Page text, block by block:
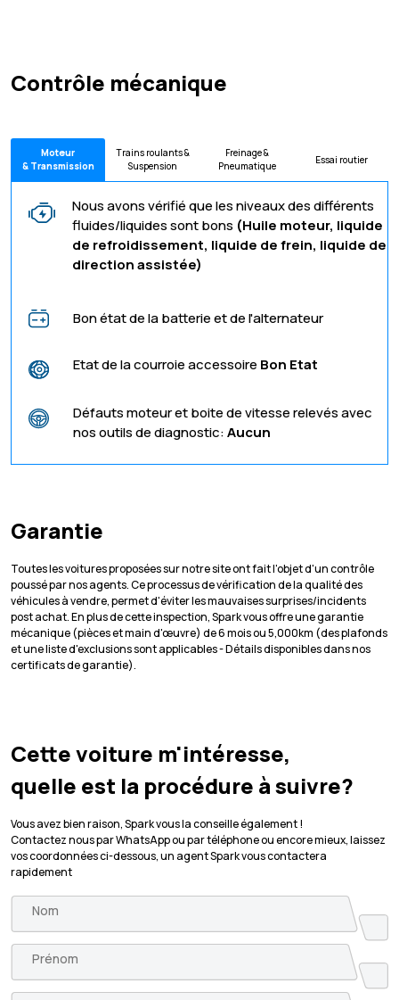
Contrôle mécanique
Moteur
& Transmission
Trains roulants &
Suspension
Freinage &
Pneumatique
Essai routier
Nous avons vérifié que les niveaux des différents
fluides/liquides sont bons (Huile moteur, liquide
de refroidissement, liquide de frein, liquide de
direction assistée)
Bon état de la batterie et de l'alternateur
Etat de la courroie accessoire Bon Etat
Défauts moteur et boite de vitesse relevés avec
nos outils de diagnostic:Aucun
Garantie
Toutes les voitures proposées sur notre site ont fait l'objet d'un contrôle
poussé par nos agents. Ce processus de vérification de la qualité des
véhicules à vendre, permet d'éviter les mauvaises surprises/incidents
post achat. En plus de cette inspection, Spark vous offre une garantie
mécanique (pièces et main d'œuvre) de 6 mois ou 5,000km (des plafonds
et une liste d'exclusions sont applicables - Détails disponibles dans nos
certificats de garantie).
Cette voiture m'intéresse,
quelle est la procédure à suivre?
Vous avez bien raison, Spark vous la conseille également !
Contactez nous par WhatsApp ou par téléphone ou encore mieux, laissez
vos coordonnées ci-dessous, un agent Spark vous contactera
rapidement